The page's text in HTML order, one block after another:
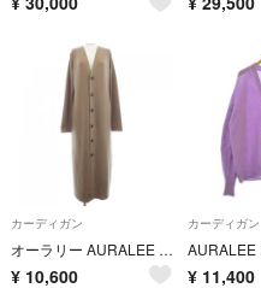
カーディガン
オーラリー AURALEE A9AC01HR ロングカーディガン
¥ 10,600
カーディガン
¥ 11,400